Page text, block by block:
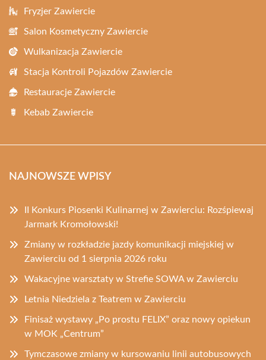
Fryzjer Zawiercie
Salon Kosmetyczny Zawiercie
Wulkanizacja Zawiercie
Stacja Kontroli Pojazdów Zawiercie
Restauracje Zawiercie
Kebab Zawiercie
NAJNOWSZE WPISY
II Konkurs Piosenki Kulinarnej w Zawierciu: Rozśpiewaj
Jarmark Kromołowski!
Zmiany w rozkładzie jazdy komunikacji miejskiej w
Zawierciu od 1 sierpnia 2026 roku
Wakacyjne warsztaty w Strefie SOWA w Zawierciu
Letnia Niedziela z Teatrem w Zawierciu
Finisaż wystawy „Po prostu FELIX” oraz nowy opiekun
w MOK „Centrum”
Tymczasowe zmiany w kursowaniu linii autobusowych